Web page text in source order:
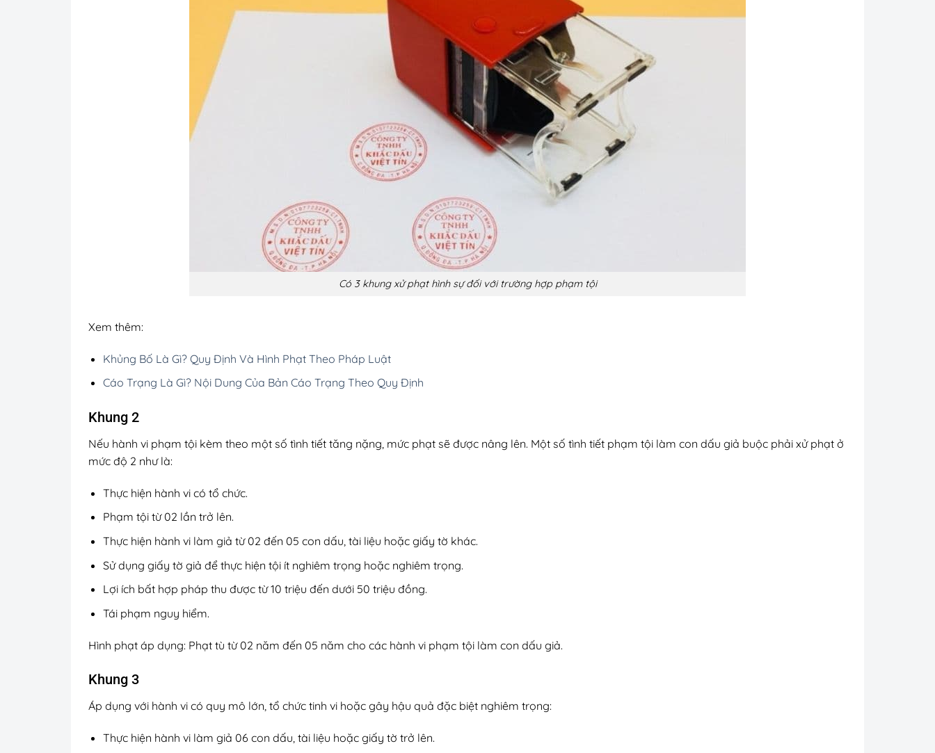
Có 3 khung xử phạt hình sự đối với trường hợp phạm tội
Xem thêm:
Khủng Bố Là Gì? Quy Định Và Hình Phạt Theo Pháp Luật
Cáo Trạng Là Gì? Nội Dung Của Bản Cáo Trạng Theo Quy Định
Khung 2
Nếu hành vi phạm tội kèm theo một số tình tiết tăng nặng, mức phạt sẽ được nâng lên. Một số tình tiết phạm tội làm con dấu giả buộc phải xử phạt ở
mức độ 2 như là:
Thực hiện hành vi có tổ chức.
Phạm tội từ 02 lần trở lên.
Thực hiện hành vi làm giả từ 02 đến 05 con dấu, tài liệu hoặc giấy tờ khác.
Sử dụng giấy tờ giả để thực hiện tội ít nghiêm trọng hoặc nghiêm trọng.
Lợi ích bất hợp pháp thu được từ 10 triệu đến dưới 50 triệu đồng.
Tái phạm nguy hiểm.
Hình phạt áp dụng: Phạt tù từ 02 năm đến 05 năm cho các hành vi phạm tội làm con dấu giả.
Khung 3
Áp dụng với hành vi có quy mô lớn, tổ chức tinh vi hoặc gây hậu quả đặc biệt nghiêm trọng:
Thực hiện hành vi làm giả 06 con dấu, tài liệu hoặc giấy tờ trở lên.